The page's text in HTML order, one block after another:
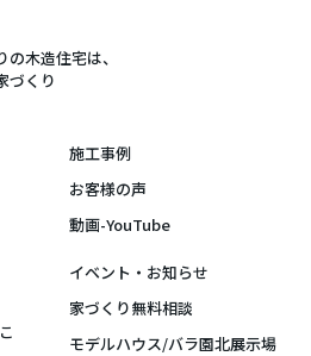
木造住宅は、
づくり
施工事例
お客様の声
動画-YouTube
イベント・お知らせ
家づくり無料相談
モデルハウス/バラ園北展示場